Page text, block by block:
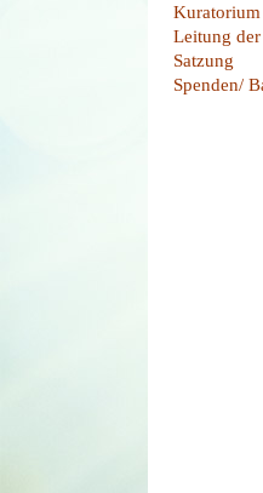
Kuratorium
Leitung der
Satzung
Spenden/